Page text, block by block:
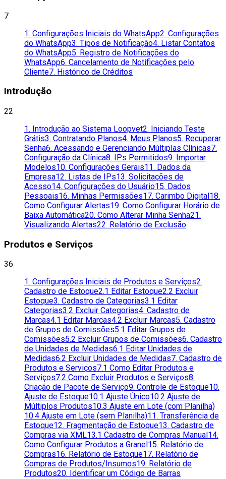
7
1. Configurações Iniciais do WhatsApp2. Configurações
do WhatsApp3. Tipos de Notificação4. Listar Contatos
do WhatsApp5. Registro de Notificações do
WhatsApp6. Cancelamento de Notificações pelo
Cliente7. Histórico de Créditos
Introdução
22
1. Introdução ao Sistema Loopvet2. Iniciando Teste
Grátis3. Contratando Planos4. Meus Planos5. Recuperar
Senha6. Acessando e Gerenciando Múltiplas Clínicas7.
Configuração da Clínica8. IPs Permitidos9. Importar
Modelos10. Configurações Gerais11. Dados da
Empresa12. Listas de IPs13. Solicitações de
Acesso14. Configurações do Usuário15. Dados
Pessoais16. Minhas Permissões17. Carimbo Digital18.
Como Configurar Alertas19. Como Configurar Horário de
Baixa Automática20. Como Alterar Minha Senha21.
Visualizando Alertas22. Relatório de Exclusão
Produtos e Serviços
36
1. Configurações Iniciais de Produtos e Serviços2.
Cadastro de Estoque2.1 Editar Estoque2.2 Excluir
Estoque3. Cadastro de Categorias3.1 Editar
Categorias3.2 Excluir Categorias4. Cadastro de
Marcas4.1 Editar Marcas4.2 Excluir Marcas5. Cadastro
de Grupos de Comissões5.1 Editar Grupos de
Comissões5.2 Excluir Grupos de Comissões6. Cadastro
de Unidades de Medidas6.1 Editar Unidades de
Medidas6.2 Excluir Unidades de Medidas7. Cadastro de
Produtos e Serviços7.1 Como Editar Produtos e
Serviços7.2 Como Excluir Produtos e Serviços8.
Criação de Pacote de Serviço9. Controle de Estoque10.
Ajuste de Estoque10.1 Ajuste Único10.2 Ajuste de
Múltiplos Produtos10.3 Ajuste em Lote (com Planilha)
10.4 Ajuste em Lote (sem Planilha)11. Transferência de
Estoque12. Fragmentação de Estoque13. Cadastro de
Compras via XML13.1 Cadastro de Compras Manual 14.
Como Configurar Produtos a Granel 15. Relatório de
Compras16. Relatório de Estoque17. Relatório de
Compras de Produtos/Insumos19. Relatório de
Produtos20. Identificar um Código de Barras